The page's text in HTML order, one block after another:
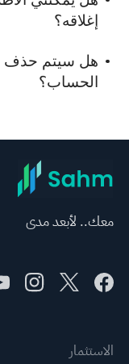
إغلاقه؟
هل سيتم حذف
الحساب؟
معك.. لأبعد مدى
الاستثمار